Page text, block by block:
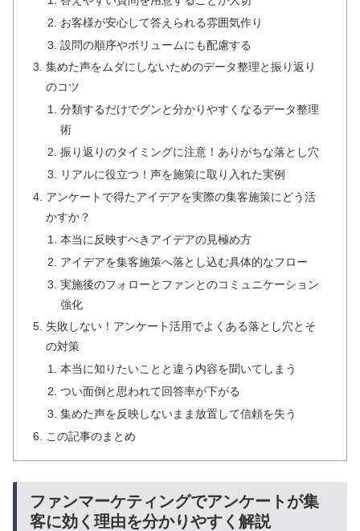
お客様が安心して答えられる雰囲気作り
設問の順序やボリュームにも配慮する
集めた声をムダにしないためのデータ整理と振り返り
のコツ
分類するだけでグンと分かりやすくなるデータ整理
術
振り返りのタイミングに注意！ありがちな落とし穴
リアルに役立つ！声を施策に取り入れた実例
アンケートで得たアイデアを実際の集客施策にどう活
かすか？
本当に反映すべきアイデアの見極め方
アイデアを集客施策へ落とし込む具体的なフロー
実施後のフォローとファンとのコミュニケーション
強化
失敗しない！アンケート活用でよくある落とし穴とそ
の対策
本当に知りたいことと違う内容を聞いてしまう
つい面倒と思われて回答率が下がる
集めた声を反映しないまま放置して信頼を失う
この記事のまとめ
ファンマーケティングでアンケートが集
客に効く理由を分かりやすく解説